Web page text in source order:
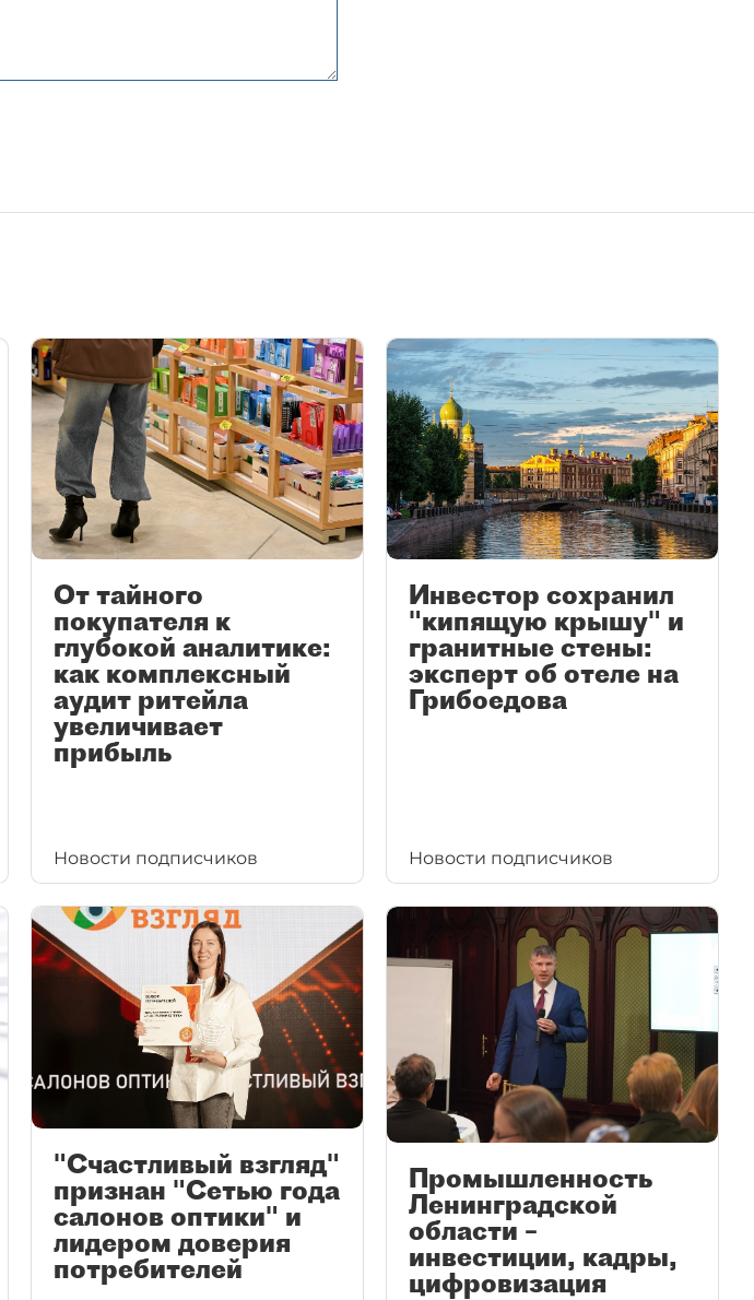
От тайного
покупателя к
глубокой аналитике:
как комплексный
аудит ритейла
увеличивает
прибыль
Новости подписчиков
Инвестор сохранил
"кипящую крышу" и
гранитные стены:
эксперт об отеле на
Грибоедова
Новости подписчиков
"Счастливый взгляд"
признан "Сетью года
салонов оптики" и
лидером доверия
потребителей
Промышленность
Ленинградской
области –
инвестиции, кадры,
цифровизация